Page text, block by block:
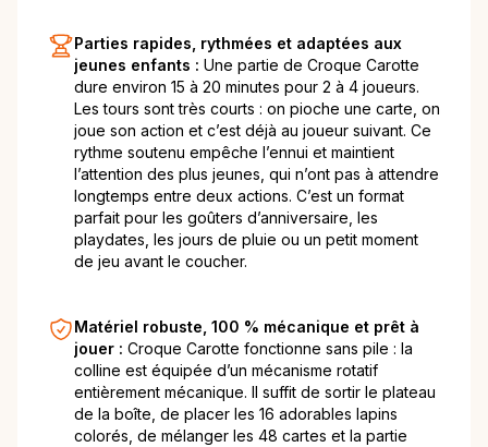
Parties rapides, rythmées et adaptées aux
jeunes enfants : Une partie de Croque Carotte
dure environ 15 à 20 minutes pour 2 à 4 joueurs.
Les tours sont très courts : on pioche une carte, on
joue son action et c’est déjà au joueur suivant. Ce
rythme soutenu empêche l’ennui et maintient
l’attention des plus jeunes, qui n’ont pas à attendre
longtemps entre deux actions. C’est un format
parfait pour les goûters d’anniversaire, les
playdates, les jours de pluie ou un petit moment
de jeu avant le coucher.
Matériel robuste, 100 % mécanique et prêt à
jouer : Croque Carotte fonctionne sans pile : la
colline est équipée d’un mécanisme rotatif
entièrement mécanique. Il suffit de sortir le plateau
de la boîte, de placer les 16 adorables lapins
colorés, de mélanger les 48 cartes et la partie